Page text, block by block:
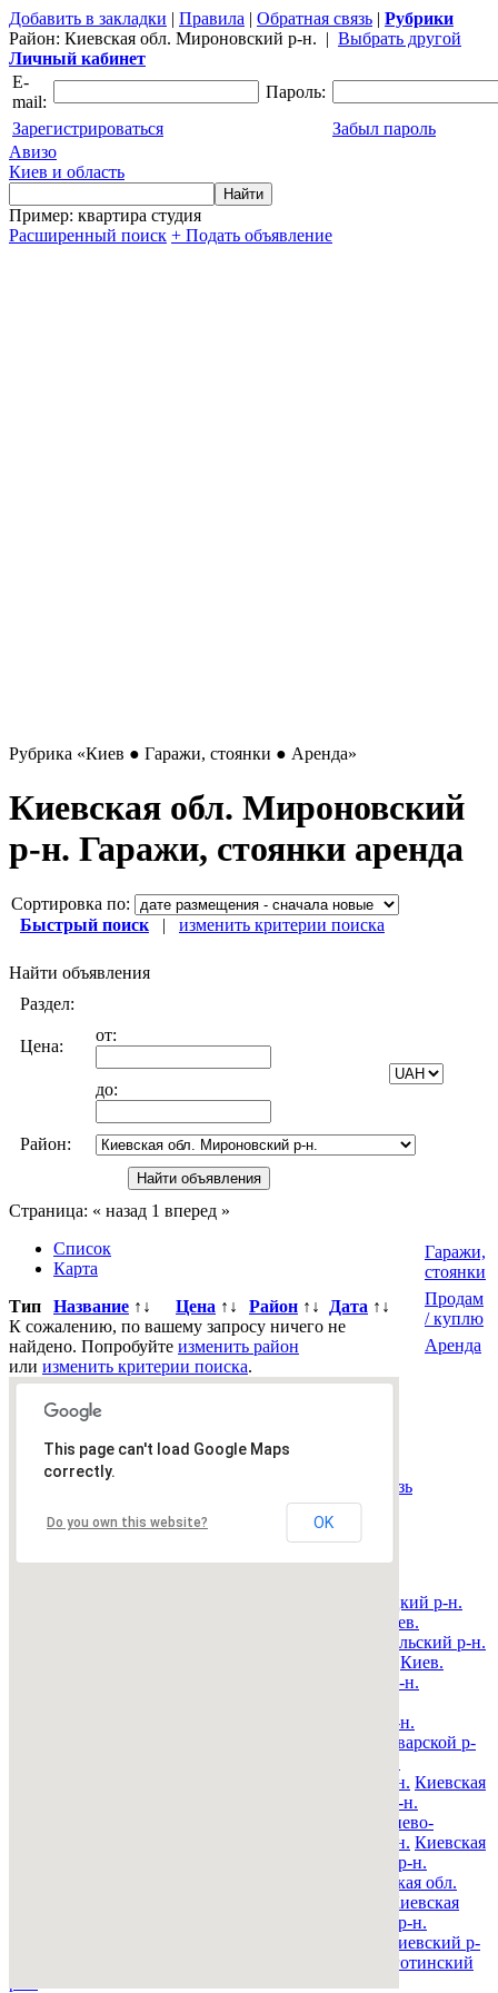
Добавить в закладки | Правила | Обратная связь | Рубрики
Район: Киевская обл. Мироновский р-н. | Выбрать другой
Личный кабинет
E-
mail:
Пароль:
Зарегистрироваться
Забыл пароль
Авизо
Киев и область
Пример: квартира студия
Расширенный поиск + Подать объявление
Рубрика «Киев ● Гаражи, стоянки ● Аренда»
Киевская обл. Мироновский
р-н. Гаражи, стоянки аренда
Сортировка по:
Быстрый поиск | изменить критерии поиска
Найти объявления
Раздел:
Цена:
от:
до:
Район:
Страница: « назад 1 вперед »
Список
Карта
Тип
Название ↑↓ Цена ↑↓ Район ↑↓ Дата ↑↓
К сожалению, по вашему запросу ничего не
найдено. Попробуйте изменить район
или изменить критерии поиска.
This page can't load Google Maps
correctly.
Do you own this website? OK
Гаражи,
стоянки
Продам
/ куплю
Аренда
Всего0объявлений.
Страница: « назад 1 вперед »
Все рубрики|
|
Обратная связь
Недвижимость Киева и области
Киев. Дарницкий р-н.
Киев.
Киев. Подольский р-н.
Киев.
Киевская обл. Барышевский р-н.
Киевская обл. Бориспольский р-н.
Киевская обл. Броварской р-
Киевская обл. Вышгородский р-н. Киевская
Киевская обл. Иванковский р-н.
Киевская обл. Киево-
Киевская обл. Макаровский р-н. Киевская
Киевская обл. Обуховский р-н.
Киевская обл.
Киевская
Киевская обл. Ставищенский р-н.
Киевская обл. Тетиевский р-
Киевская обл. Яготинский